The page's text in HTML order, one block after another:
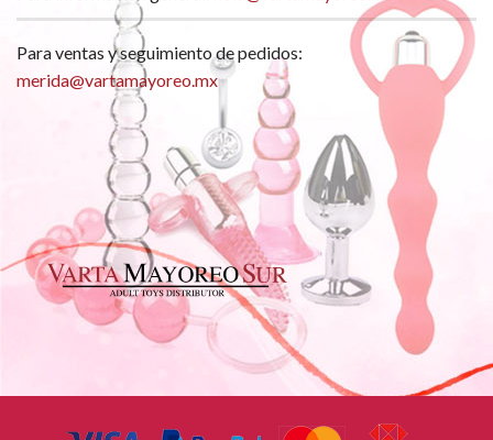
Para ventas y seguimiento de pedidos:
merida@vartamayoreo.mx